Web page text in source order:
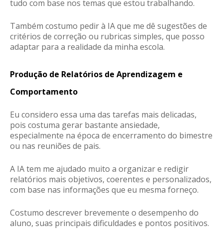
tudo com base nos temas que estou trabalhando.
Também costumo pedir à IA que me dê sugestões de
critérios de correção ou rubricas simples, que posso
adaptar para a realidade da minha escola.
Produção de Relatórios de Aprendizagem e
Comportamento
Eu considero essa uma das tarefas mais delicadas,
pois costuma gerar bastante ansiedade,
especialmente na época de encerramento do bimestre
ou nas reuniões de pais.
A IA tem me ajudado muito a organizar e redigir
relatórios mais objetivos, coerentes e personalizados,
com base nas informações que eu mesma forneço.
Costumo descrever brevemente o desempenho do
aluno, suas principais dificuldades e pontos positivos.